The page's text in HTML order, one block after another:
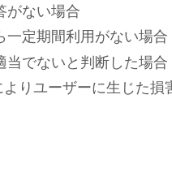
がない場合
定期間利用がない場合
当でないと判断した場合
りユーザーに生じた損